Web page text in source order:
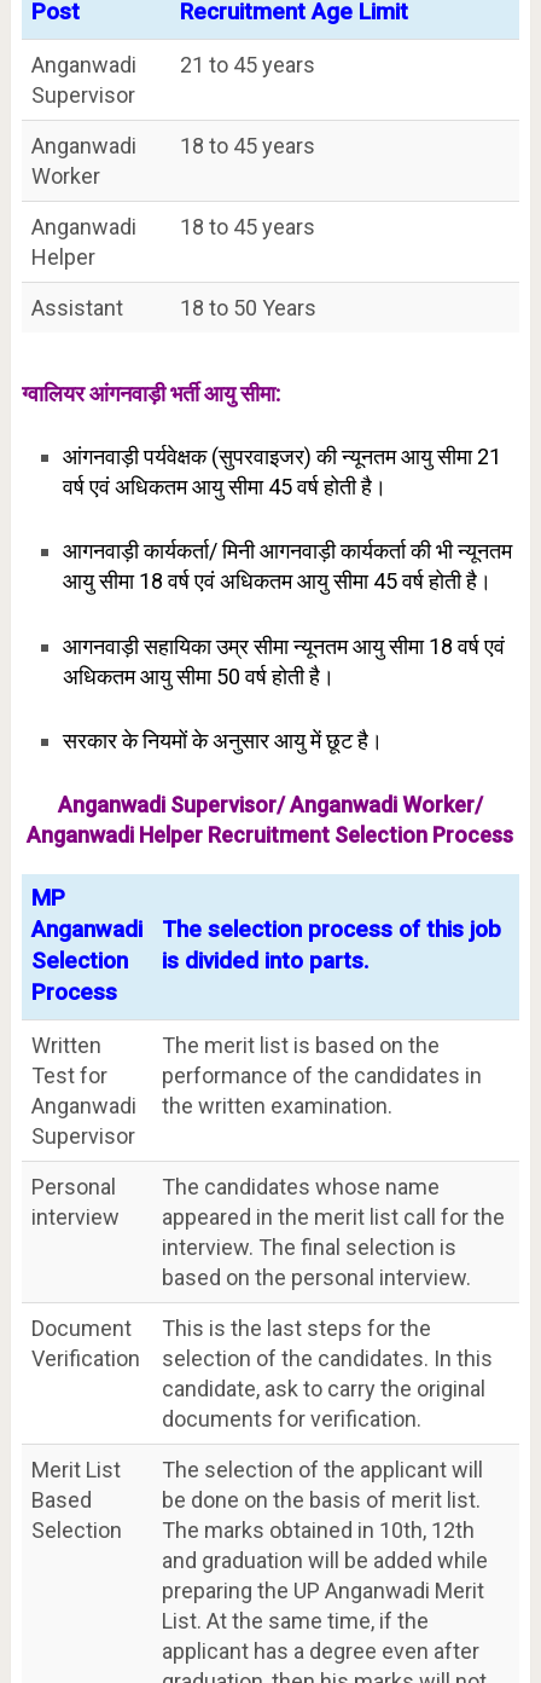
Post
Recruitment Age Limit
Anganwadi
Supervisor
21 to 45 years
Anganwadi
Worker
18 to 45 years
Anganwadi
Helper
18 to 45 years
Assistant 18 to 50 Years
ग्वालियर आंगनवाड़ी भर्ती आयु सीमा:
आंगनवाड़ी पर्यवेक्षक (सुपरवाइजर) की न्यूनतम आयु सीमा 21
वर्ष एवं अधिकतम आयु सीमा 45 वर्ष होती है।
आगनवाड़ी कार्यकर्ता/ मिनी आगनवाड़ी कार्यकर्ता की भी न्यूनतम
आयु सीमा 18 वर्ष एवं अधिकतम आयु सीमा 45 वर्ष होती है।
आगनवाड़ी सहायिका उम्र सीमा न्यूनतम आयु सीमा 18 वर्ष एवं
अधिकतम आयु सीमा 50 वर्ष होती है।
सरकार के नियमों के अनुसार आयु में छूट है।
Anganwadi Supervisor/ Anganwadi Worker/
Anganwadi Helper Recruitment Selection Process
MP
Anganwadi
Selection
Process
The selection process of this job
is divided into parts.
Written
Test for
Anganwadi
Supervisor
The merit list is based on the
performance of the candidates in
the written examination.
Personal
interview
The candidates whose name
appeared in the merit list call for the
interview. The final selection is
based on the personal interview.
Document
Verification
This is the last steps for the
selection of the candidates. In this
candidate, ask to carry the original
documents for verification.
Merit List
Based
Selection
The selection of the applicant will
be done on the basis of merit list.
The marks obtained in 10th, 12th
and graduation will be added while
preparing the UP Anganwadi Merit
List. At the same time, if the
applicant has a degree even after